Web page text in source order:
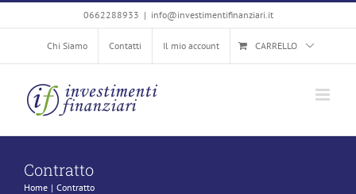
al
contenuto
0662288933 | info@investimentifinanziari.it
Chi Siamo Contatti Il mio account CARRELLO
Contratto
Home Contratto